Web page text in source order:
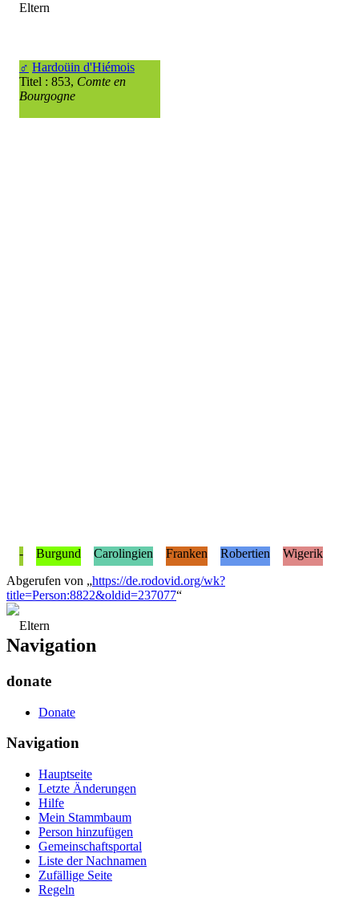
Eltern
♂ Hardoüin d'Hiémois
Titel : 853, Comte en
Bourgogne
Eltern
- Burgund Carolingien Franken Robertien
Wigerik
Abgerufen von „https://de.rodovid.org/wk?
title=Person:8822&oldid=237077“
Navigation
donate
Donate
Navigation
Hauptseite
Letzte Änderungen
Hilfe
Mein Stammbaum
Person hinzufügen
Gemeinschafts­portal
Liste der Nachnamen
Zufällige Seite
Regeln